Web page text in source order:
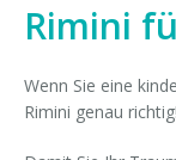
Rimini
Wenn Sie eine
Rimini genau richtig!